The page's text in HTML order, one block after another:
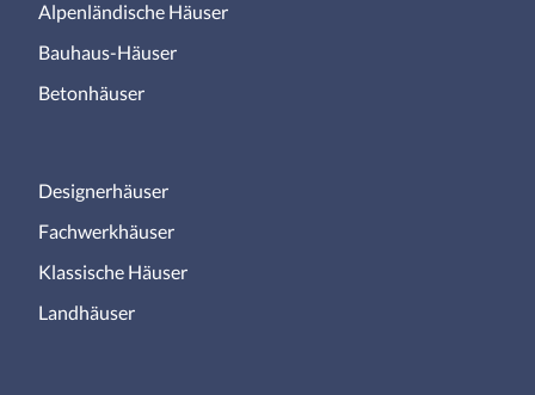
Alpenländische Häuser
Bauhaus-Häuser
Betonhäuser
Designerhäuser
Fachwerkhäuser
Klassische Häuser
Landhäuser